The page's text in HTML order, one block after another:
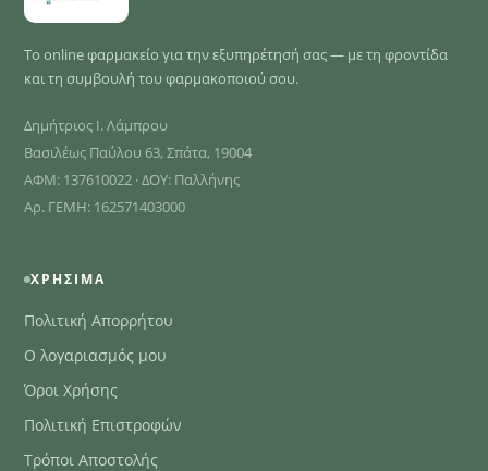
Το online φαρμακείο για την εξυπηρέτησή σας — με τη φροντίδα
και τη συμβουλή του φαρμακοποιού σου.
Δημήτριος Ι. Λάμπρου
Βασιλέως Παύλου 63, Σπάτα, 19004
ΑΦΜ: 137610022 · ΔΟΥ: Παλλήνης
Αρ. ΓΕΜΗ: 162571403000
ΧΡΉΣΙΜΑ
Πολιτική Απορρήτου
Ο λογαριασμός μου
Όροι Χρήσης
Πολιτική Επιστροφών
Τρόποι Αποστολής